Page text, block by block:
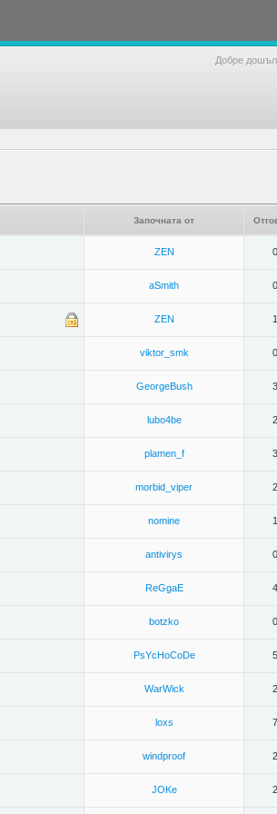
Добре
Започната от
ZEN 0
aSmith 0
ZEN 1
viktor_smk 0
GeorgeBush 3
lubo4be 2
plamen_f 3
morbid_viper 2
nomine 1
antivirys 0
ReGgaE 4
botzko 0
PsYcHoCoDe 5
WarWick 2
loxs 7
windproof 2
JOKe 2